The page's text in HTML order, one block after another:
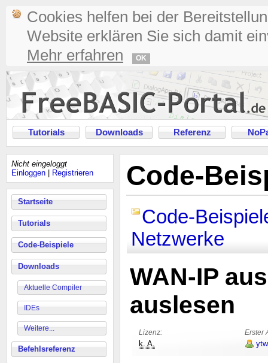
Cookies helfen bei der
Website erklären Sie sich damit
Mehr erfahren
OK
Tutorials Downloads Referenz
Nicht eingeloggt
Einloggen
Registrieren
Startseite
Tutorials
Code-Beispiele
Downloads
Aktuelle Compiler
IDEs
Weitere...
Befehlsreferenz
Code-
Code-
Netzwerke
WAN-IP
auslesen
Lizenz: Erster
k. A.